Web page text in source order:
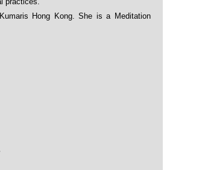
Hong Kong. She is a Meditation